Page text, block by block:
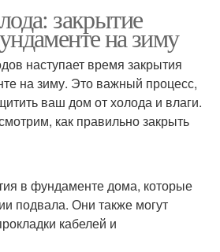
закрытие
на зиму
наступает время закрытия
на зиму. Это важный процесс,
ваш дом от холода и влаги.
как правильно закрыть
в фундаменте дома, которые
подвала. Они также могут
кабелей и